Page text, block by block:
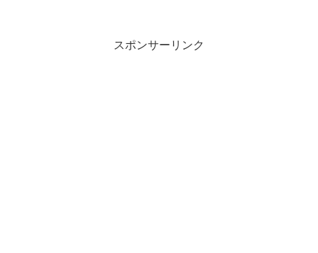
スポンサーリンク